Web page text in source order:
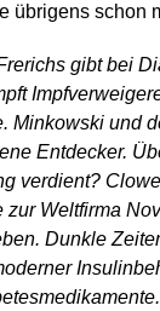
übrigens schon
gibt bei
Minkowski und
Entdecker.
verdient?
zur Weltfirma
Dunkle